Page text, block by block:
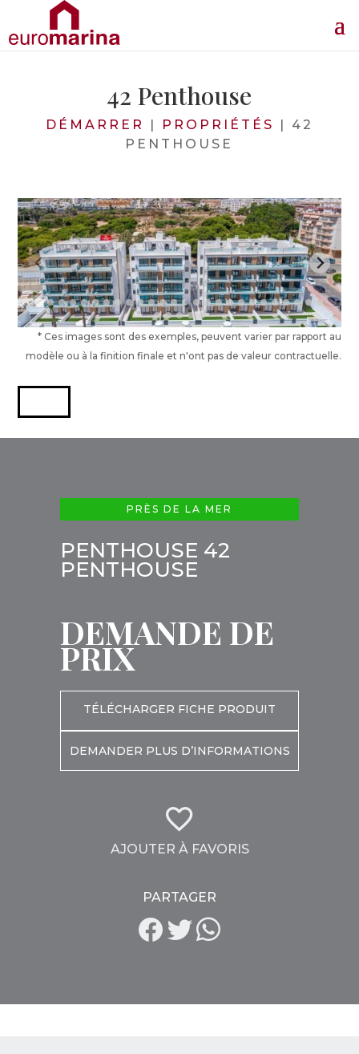
42 Penthouse
DÉMARRER | PROPRIÉTÉS | 42
PENTHOUSE
* Ces images sont des exemples, peuvent varier par rapport au
modèle ou à la finition finale et n'ont pas de valeur contractuelle.
PRÈS DE LA MER
PENTHOUSE 42
PENTHOUSE
DEMANDE DE
PRIX
TÉLÉCHARGER FICHE PRODUIT
DEMANDER PLUS D’INFORMATIONS
AJOUTER À FAVORIS
PARTAGER